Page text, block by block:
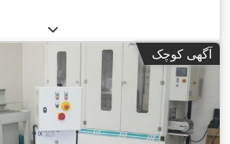
آگهی کوچک